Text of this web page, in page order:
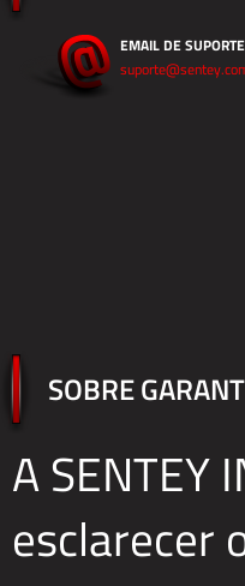
EMAIL DE SUPORTE
SOBRE
A SENTEY
esclarecer